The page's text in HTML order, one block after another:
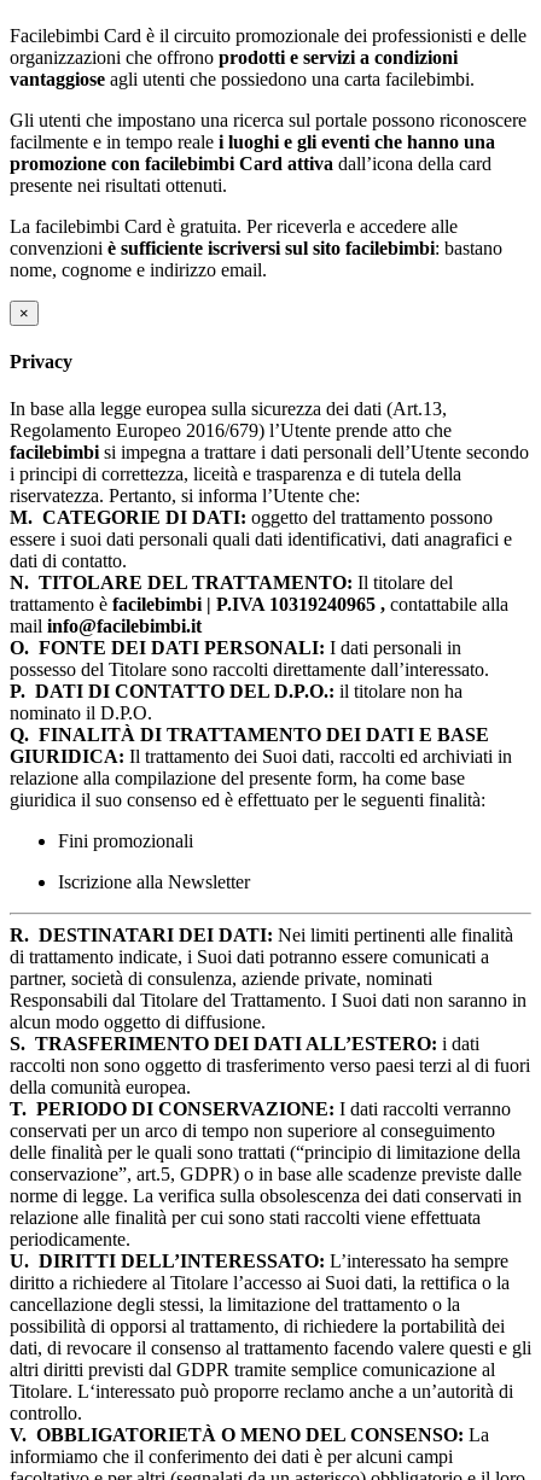
Facilebimbi Card è il circuito promozionale dei professionisti e delle
organizzazioni che offrono prodotti e servizi a condizioni
vantaggiose agli utenti che possiedono una carta facilebimbi.
Gli utenti che impostano una ricerca sul portale possono riconoscere
facilmente e in tempo reale i luoghi e gli eventi che hanno una
promozione con facilebimbi Card attiva dall’icona della card
presente nei risultati ottenuti.
La facilebimbi Card è gratuita. Per riceverla e accedere alle
convenzioni è sufficiente iscriversi sul sito facilebimbi: bastano
nome, cognome e indirizzo email.
×
Privacy
In base alla legge europea sulla sicurezza dei dati (Art.13,
Regolamento Europeo 2016/679) l’Utente prende atto che
facilebimbi si impegna a trattare i dati personali dell’Utente secondo
i principi di correttezza, liceità e trasparenza e di tutela della
riservatezza. Pertanto, si informa l’Utente che:
M. CATEGORIE DI DATI: oggetto del trattamento possono
essere i suoi dati personali quali dati identificativi, dati anagrafici e
dati di contatto.
N. TITOLARE DEL TRATTAMENTO: Il titolare del
trattamento è facilebimbi | P.IVA 10319240965 , contattabile alla
mail info@facilebimbi.it
O. FONTE DEI DATI PERSONALI: I dati personali in
possesso del Titolare sono raccolti direttamente dall’interessato.
P. DATI DI CONTATTO DEL D.P.O.: il titolare non ha
nominato il D.P.O.
Q. FINALITÀ DI TRATTAMENTO DEI DATI E BASE
GIURIDICA: Il trattamento dei Suoi dati, raccolti ed archiviati in
relazione alla compilazione del presente form, ha come base
giuridica il suo consenso ed è effettuato per le seguenti finalità:
Fini promozionali
Iscrizione alla Newsletter
R. DESTINATARI DEI DATI: Nei limiti pertinenti alle finalità
di trattamento indicate, i Suoi dati potranno essere comunicati a
partner, società di consulenza, aziende private, nominati
Responsabili dal Titolare del Trattamento. I Suoi dati non saranno in
alcun modo oggetto di diffusione.
S. TRASFERIMENTO DEI DATI ALL’ESTERO: i dati
raccolti non sono oggetto di trasferimento verso paesi terzi al di fuori
della comunità europea.
T. PERIODO DI CONSERVAZIONE: I dati raccolti verranno
conservati per un arco di tempo non superiore al conseguimento
delle finalità per le quali sono trattati (“principio di limitazione della
conservazione”, art.5, GDPR) o in base alle scadenze previste dalle
norme di legge. La verifica sulla obsolescenza dei dati conservati in
relazione alle finalità per cui sono stati raccolti viene effettuata
periodicamente.
U. DIRITTI DELL’INTERESSATO: L’interessato ha sempre
diritto a richiedere al Titolare l’accesso ai Suoi dati, la rettifica o la
cancellazione degli stessi, la limitazione del trattamento o la
possibilità di opporsi al trattamento, di richiedere la portabilità dei
dati, di revocare il consenso al trattamento facendo valere questi e gli
altri diritti previsti dal GDPR tramite semplice comunicazione al
Titolare. L‘interessato può proporre reclamo anche a un’autorità di
controllo.
V. OBBLIGATORIETÀ O MENO DEL CONSENSO: La
informiamo che il conferimento dei dati è per alcuni campi